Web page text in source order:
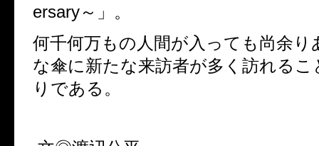
ersary～」。
何千何万もの人間が入っても尚余り
な傘に新たな来訪者が多く訪れる
りである。